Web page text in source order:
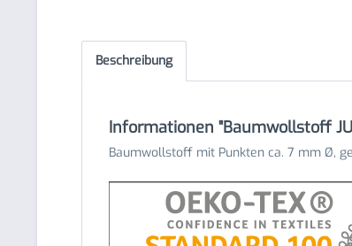
Beschreibung
Informationen "Baumwollstoff
Baumwollstoff mit Punkten ca. 7 mm Ø,